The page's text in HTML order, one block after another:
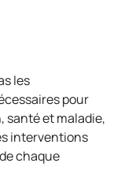
les
pour
santé et maladie,
interventions
chaque